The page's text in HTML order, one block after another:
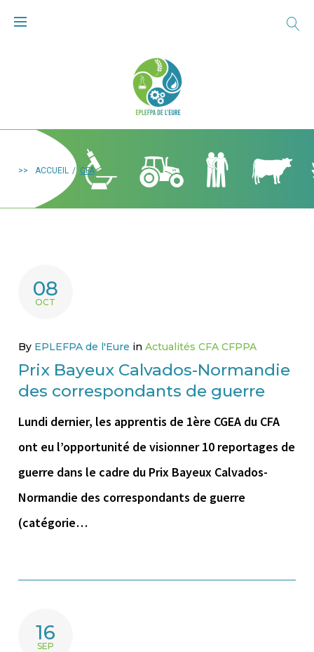
>> ACCUEIL / CFA
08
OCT
By EPLEFPA de l'Eure in Actualités CFA CFPPA
Prix Bayeux Calvados-Normandie
des correspondants de guerre
Lundi dernier, les apprentis de 1ère CGEA du CFA
ont eu l’opportunité de visionner 10 reportages de
guerre dans le cadre du Prix Bayeux Calvados-
Normandie des correspondants de guerre
(catégorie…
16
SEP